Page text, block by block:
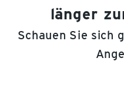
länger
Schauen Sie sich